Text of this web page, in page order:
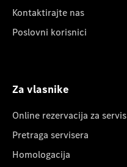
Kontaktirajte nas
Poslovni korisnici
Za vlasnike
Online rezervacija za servis
Pretraga servisera
Homologacija